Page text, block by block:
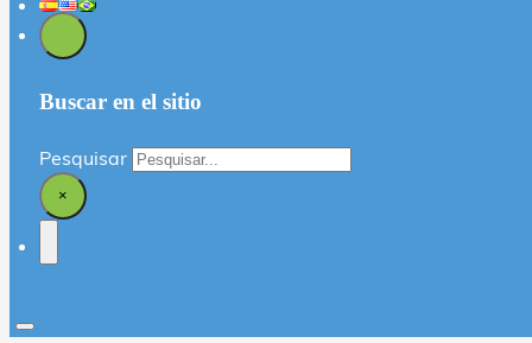
Buscar en el sitio
Pesquisar
×